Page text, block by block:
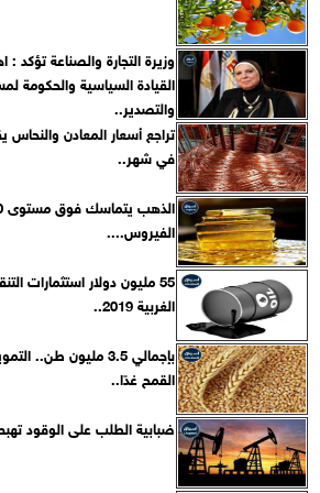
وزيرة التجارة والصناعة
القيادة السياسية والحكومة
والتصدير..
تراجع أسعار المعادن
في شهر..
الفيروس....
55 مليون دولار استثمارات
الغربية 2019..
بإجمالي 3.5 مليون
القمح غدًا..
ضبابية الطلب على الوقود